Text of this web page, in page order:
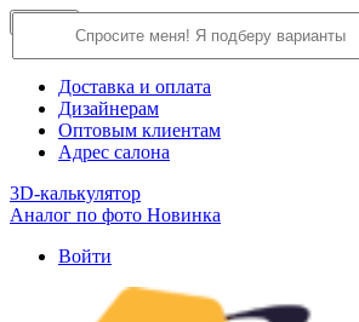
О компании
Доставка и оплата
Дизайнерам
Оптовым клиентам
Адрес салона
3D-калькулятор
Аналог по фото Новинка
Войти